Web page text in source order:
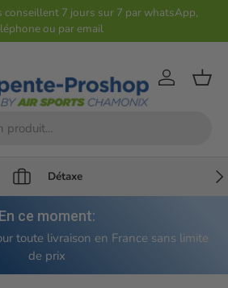
conseillent 7 jours sur 7 par whatsApp,
ou par email
Compte
Détaxe
En ce moment:
toute livraison en France sans limite
de prix